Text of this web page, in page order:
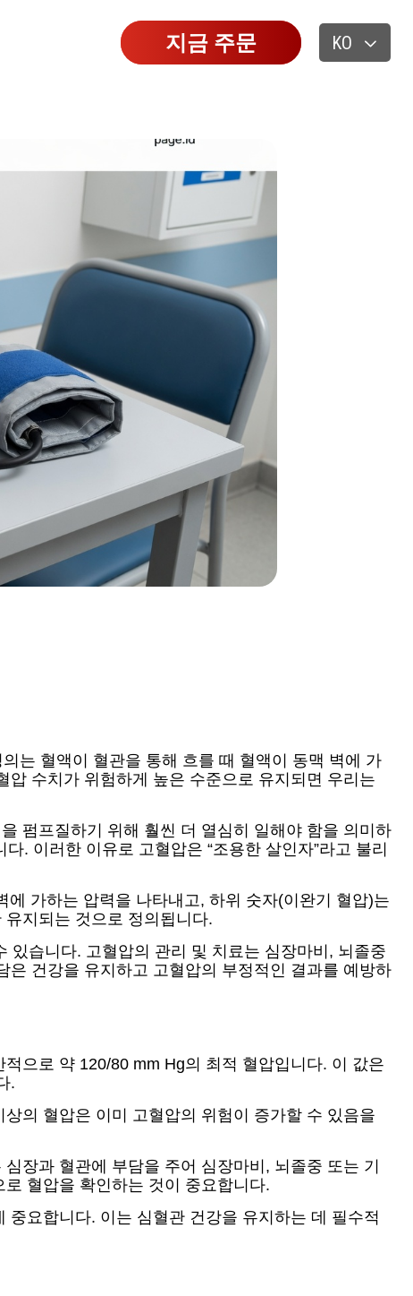
지금 주문 KO
의는 혈액이 혈관을 통해 흐를 때 혈액이 동맥 벽에 가
수치가 위험하게 높은 수준으로 유지되면 우리는
펌프질하기 위해 훨씬 더 열심히 일해야 함을 의미하
. 이러한 이유로 고혈압은 “조용한 살인자”라고 불리
가하는 압력을 나타내고, 하위 숫자(이완기 혈압)는
지되는 것으로 정의됩니다.
있습니다. 고혈압의 관리 및 치료는 심장마비, 뇌졸중
건강을 유지하고 고혈압의 부정적인 결과를 예방하
으로 약 120/80 mm Hg의 최적 혈압입니다. 이 값은
.
의 혈압은 이미 고혈압의 위험이 증가할 수 있음을
장과 혈관에 부담을 주어 심장마비, 뇌졸중 또는 기
로 혈압을 확인하는 것이 중요합니다.
요합니다. 이는 심혈관 건강을 유지하는 데 필수적